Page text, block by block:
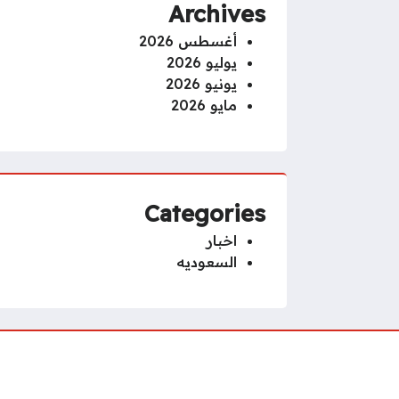
Archives
أغسطس 2026
يوليو 2026
يونيو 2026
مايو 2026
Categories
اخبار
السعوديه